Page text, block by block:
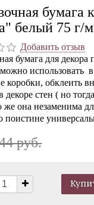
бумага
белый 75 г/
Добавить отзыв
бумага для
использовать
коробки, обклеить
декоре стен ( но
же она незаменима
поистине
руб.